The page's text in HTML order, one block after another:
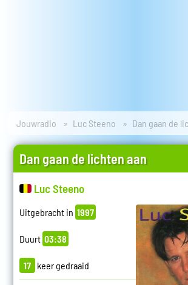
Jouwradio Luc Steeno Dan gaan de
Dan gaan de lichten aan
Luc Steeno
Uitgebracht in 1997
Duurt 03:38
17 keer gedraaid